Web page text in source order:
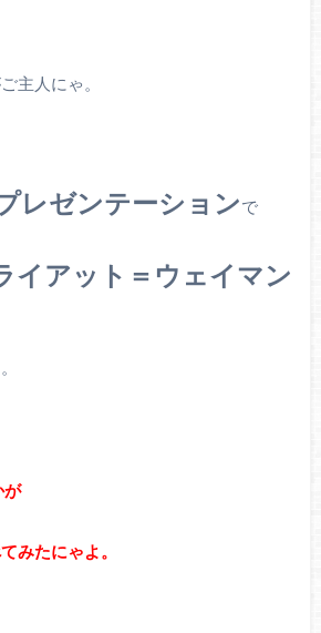
主人にゃ。
レゼンテーションで
イアット＝ウェイマン
が
みたにゃよ。